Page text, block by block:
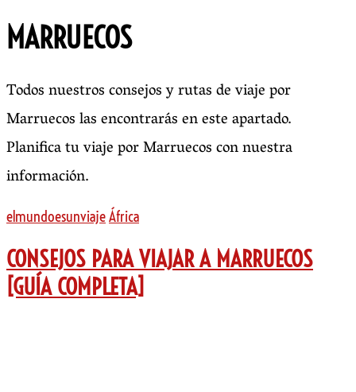
MARRUECOS
Todos nuestros consejos y rutas de viaje por
Marruecos las encontrarás en este apartado.
Planifica tu viaje por Marruecos con nuestra
información.
elmundoesunviajeÁfrica
CONSEJOS PARA VIAJAR A MARRUECOS
[GUÍA COMPLETA]